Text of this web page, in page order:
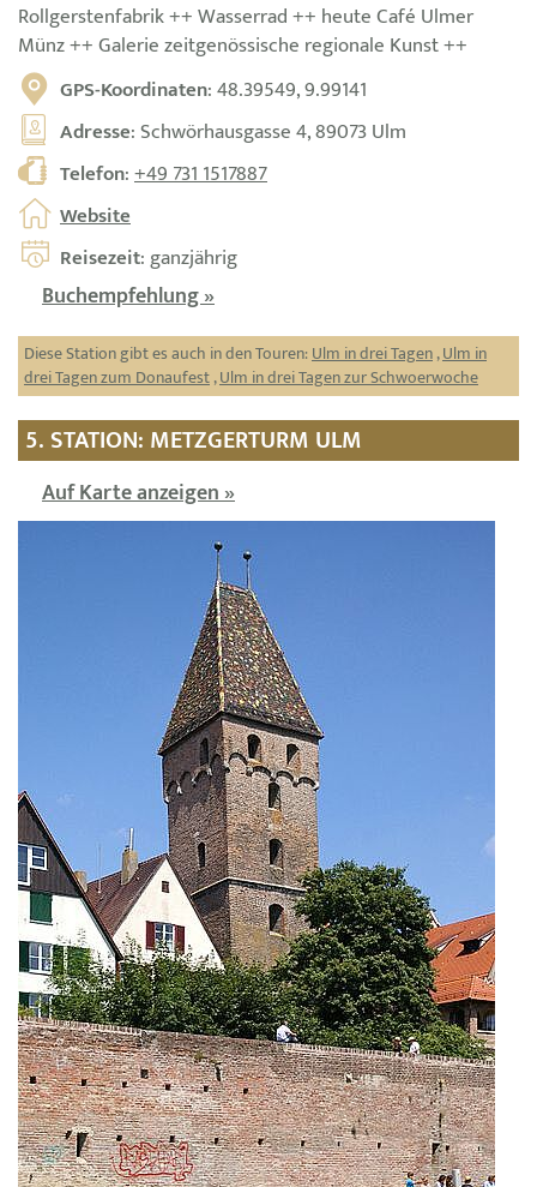
Rollgerstenfabrik ++ Wasserrad ++ heute Café Ulmer
Münz ++ Galerie zeitgenössische regionale Kunst ++
GPS-Koordinaten: 48.39549, 9.99141
Adresse: Schwörhausgasse 4, 89073 Ulm
Telefon:+49 731 1517887
Website
Reisezeit: ganzjährig
Buchempfehlung »
Diese Station gibt es auch in den Touren:Ulm in drei Tagen,Ulm in
drei Tagen zum Donaufest,Ulm in drei Tagen zur Schwoerwoche
5. STATION: METZGERTURM ULM
Auf Karte anzeigen »